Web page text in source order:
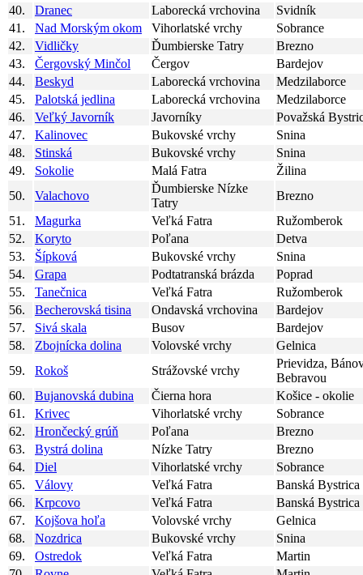
40.
Dranec Laborecká vrchovina
Svidník
41.
Nad Morským okom Vihorlatské vrchy
Sobrance
42.
Vidličky Ďumbierske Tatry
Brezno
43.
Čergovský Minčol Čergov
Bardejov
44.
Beskyd Laborecká vrchovina
Medzilaborce
45.
Palotská jedlina Laborecká vrchovina
Medzilaborce
46.
Veľký Javorník Javorníky
Považská
47.
Kalinovec Bukovské vrchy
Snina
48.
Stinská Bukovské vrchy
Snina
49.
Sokolie Malá Fatra
Žilina
50.
Valachovo
Ďumbierske Nízke
Tatry
Brezno
51.
Magurka Veľká Fatra
Ružomberok
52.
Koryto Poľana
Detva
53.
Šípková Bukovské vrchy
Snina
54.
Grapa Podtatranská brázda
Poprad
55.
Tanečnica Veľká Fatra
Ružomberok
56.
Becherovská tisina Ondavská vrchovina
Bardejov
57.
Sivá skala Busov
Bardejov
58.
Zbojnícka dolina Volovské vrchy
Gelnica
59.
Rokoš Strážovské vrchy
Prievidza,
Bebravou
60.
Bujanovská dubina Čierna hora
Košice - okolie
61.
Krivec Vihorlatské vrchy
Sobrance
62.
Hrončecký grúň Poľana
Brezno
63.
Bystrá dolina Nízke Tatry
Brezno
64.
Diel Vihorlatské vrchy
Sobrance
65.
Válovy Veľká Fatra
Banská Bystrica
66.
Krpcovo Veľká Fatra
Banská Bystrica
67.
Kojšova hoľa Volovské vrchy
Gelnica
68.
Nozdrica Bukovské vrchy
Snina
69.
Ostredok Veľká Fatra
Martin